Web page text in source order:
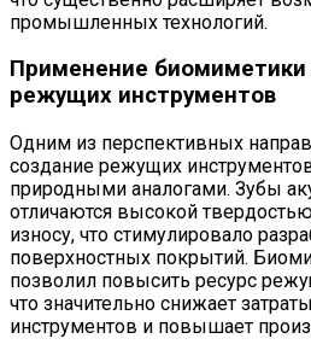
промышленных технологий.
Применение биомиметики
режущих инструментов
Одним из перспективных
создание режущих
природными аналогами. Зубы
отличаются высокой
износу, что стимулировало
поверхностных покрытий.
позволил повысить ресурс
что значительно снижает
инструментов и повышает